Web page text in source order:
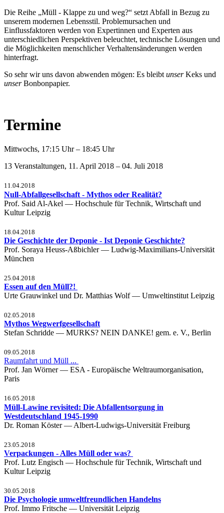
Die Reihe „Müll - Klappe zu und weg?“ setzt Abfall in Bezug zu
unserem modernen Lebensstil. Problemursachen und
Einflussfaktoren werden von Expertinnen und Experten aus
unterschiedlichen Perspektiven beleuchtet, technische Lösungen und
die Möglichkeiten menschlicher Verhaltensänderungen werden
hinterfragt.
So sehr wir uns davon abwenden mögen: Es bleibt unserKeks und
unserBonbonpapier.
Termine
Mittwochs, 17:15 Uhr – 18:45 Uhr
13 Veranstaltungen, 11. April 2018 – 04. Juli 2018
11.04.2018
Null-Abfallgesellschaft - Mythos oder Realität?
Prof. Said Al-Akel — Hochschule für Technik, Wirtschaft und
Kultur Leipzig
18.04.2018
Die Geschichte der Deponie - Ist Deponie Geschichte?
Prof. Soraya Heuss-Aßbichler — Ludwig-Maximilians-Universität
München
25.04.2018
Essen auf den Müll?!
Urte Grauwinkel und Dr. Matthias Wolf — Umweltinstitut Leipzig
02.05.2018
Mythos Wegwerfgesellschaft
Stefan Schridde — MURKS? NEIN DANKE! gem. e. V., Berlin
09.05.2018
Raumfahrt und Müll ...
Prof. Jan Wörner — ESA - Europäische Weltraumorganisation,
Paris
16.05.2018
Müll-Lawine revisited: Die Abfallentsorgung in
Westdeutschland 1945-1990
Dr. Roman Köster — Albert-Ludwigs-Universität Freiburg
23.05.2018
Verpackungen - Alles Müll oder was?
Prof. Lutz Engisch — Hochschule für Technik, Wirtschaft und
Kultur Leipzig
30.05.2018
Die Psychologie umweltfreundlichen Handelns
Prof. Immo Fritsche — Universität Leipzig